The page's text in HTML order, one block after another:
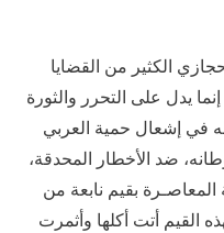
الكثير من القضايا
يدل على التحرر والثورة
في إشعال حمية العربي
ضد الأخطار المحدقة،
بقيم نابعة من
القيم أتت أكلها وأثمرت